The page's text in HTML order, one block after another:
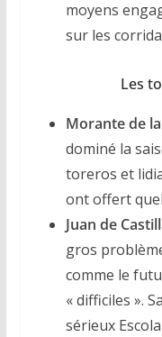
moyens
sur les
Les
Morante de
dominé la
toreros et
ont offert
Juan de
gros
comme le
« difficiles ».
sérieux